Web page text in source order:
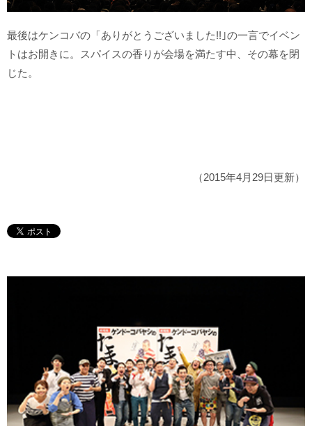
最後はケンコバの「ありがとうございました!!｣の一言でイベン
トはお開きに。スパイスの香りが会場を満たす中、その幕を閉
じた。
（2015年4月29日更新）